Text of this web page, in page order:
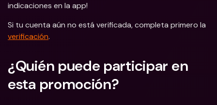
indicaciones en la app!
verificación.
¿Quién puede participar en
esta promoción?